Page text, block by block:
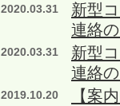
2020.03.31
新型
連絡
2020.03.31
新型
連絡
2019.10.20
【案